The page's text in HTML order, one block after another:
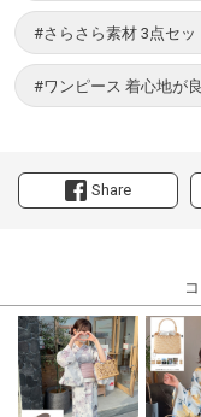
Share
#さらさら素材 3点セッ
#ワンピース 着心地が